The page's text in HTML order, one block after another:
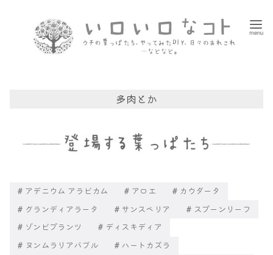
多肉とか
アデニウム アラビカム アロエ
カウダータ
グランディアラータ
サンスベリア
スプーンリーフ
ゾンビプランツ
ディスキディア
ヌンムラリアバブル
ハートカズラ